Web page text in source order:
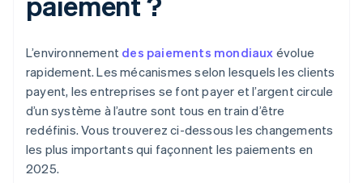
L’environnement des paiements mondiaux évolue
rapidement. Les mécanismes selon lesquels les clients
payent, les entreprises se font payer et l’argent circule
d’un système à l’autre sont tous en train d’être
redéfinis. Vous trouverez ci-dessous les changements
les plus importants qui façonnent les paiements en
2025.